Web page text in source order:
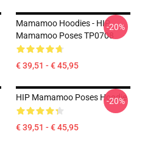
Mamamoo Hoodies - HIP
Mamamoo Poses TP0708
€ 39,51 - € 45,95
-20%
HIP Mamamoo Poses Hoodie
€ 39,51 - € 45,95
-20%